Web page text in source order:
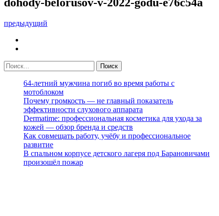
предыдущий
64-летний мужчина погиб во время работы с
мотоблоком
Почему громкость — не главный показатель
эффективности слухового аппарата
Dermatime: профессиональная косметика для ухода за
кожей — обзор бренда и средств
Как совмещать работу, учёбу и профессиональное
развитие
В спальном корпусе детского лагеря под Барановичами
произошёл пожар